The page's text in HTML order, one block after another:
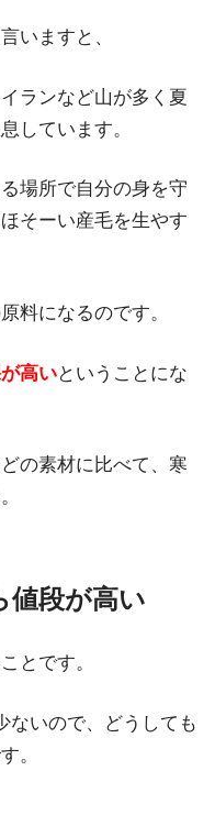
いますと、
ランなど山が多く夏
しています。
場所で自分の身を守
そーい産毛を生やす
料になるのです。
高いということにな
の素材に比べて、寒
値段が高い
とです。
ないので、どうしても
。